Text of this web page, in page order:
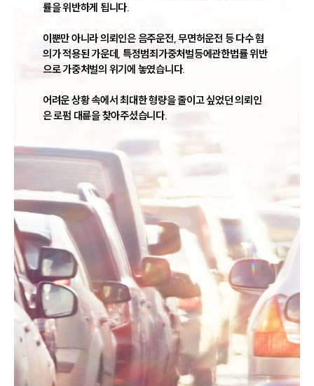
률을 위반하게 됩니다.
이뿐만 아니라 의뢰인은 음주운전, 무면허운전 등 다수 혐
의가 적용된 가운데, 특정범죄가중처벌등에관한법률 위반
으로 가중처벌의 위기에 놓였습니다.
어려운 상황 속에서 최대한 형량을 줄이고 싶었던 의뢰인
은 로펌 대륜을 찾아주셨습니다.